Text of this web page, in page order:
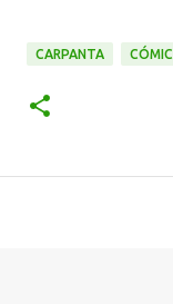
CARPANTA CÓMIC